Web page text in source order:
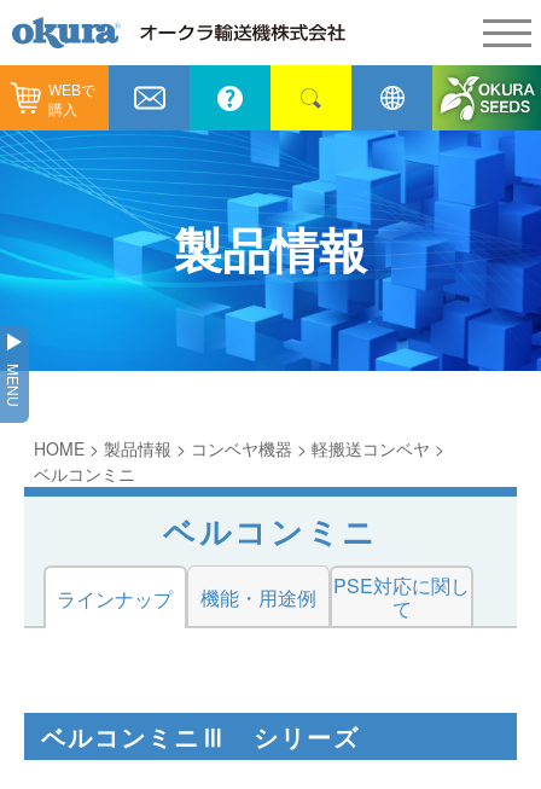
WEBで
購入
製品情報
製品情報
コンベヤ機器
コンベヤ機器を探す
ヒント集
パレタイズ・デパレタイズシステム
納入事例
納入事例
全業種
飲料
メンテナンス
カタログ／CAD
代表あいさつ
会社概要
オークラグループ
採用情報
ショールーム
オークラミュージアム
新着情報
物流用語集
製品情報
MENU
HOME > 製品情報 > コンベヤ機器 > 軽搬送コンベヤ >
ベルコンミニ
ベルコンミニ
ラインナップ 機能・用途例
PSE対応に関し
て
ベルコンミニⅢ シリーズ